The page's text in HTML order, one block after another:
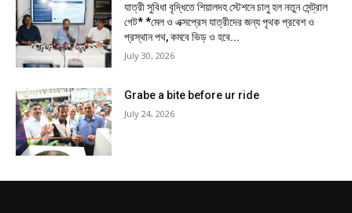
যাত্রী সুবিধা বৃদ্ধিতে শিয়ালদহ স্টেশনে চালু হল নতুন সেন্ট্রাল
গেট* *মেল ও এক্সপ্রেস যাত্রীদের জন্য পৃথক প্রবেশ ও
প্রস্থান পথ, কমবে ভিড় ও হবে...
July 30, 2026
Grabe a bite before ur ride
July 24, 2026